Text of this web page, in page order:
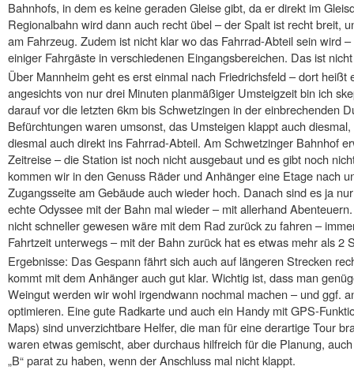
Bahnhofs, in dem es keine geraden Gleise gibt, da er direkt im
Regionalbahn wird dann auch recht übel – der Spalt ist recht breit,
am Fahrzeug. Zudem ist nicht klar wo das Fahrrad-Abteil sein wird
einiger Fahrgäste in verschiedenen Eingangsbereichen. Das ist
Über Mannheim geht es erst einmal nach Friedrichsfeld – dort heißt
angesichts von nur drei Minuten planmäßiger Umsteigzeit bin ich
darauf vor die letzten 6km bis Schwetzingen in der einbrechenden
Befürchtungen waren umsonst, das Umsteigen klappt auch
diesmal auch direkt ins Fahrrad-Abteil. Am Schwetzinger Bahnhof
Zeitreise – die Station ist noch nicht ausgebaut und es gibt noch
kommen wir in den Genuss Räder und Anhänger eine Etage nach
Zugangsseite am Gebäude auch wieder hoch. Danach sind es ja
echte Odyssee mit der Bahn mal wieder – mit allerhand
nicht schneller gewesen wäre mit dem Rad zurück zu fahren –
Fahrtzeit unterwegs – mit der Bahn zurück hat es etwas mehr als 2
Ergebnisse: Das Gespann fährt sich auch auf längeren Strecken
kommt mit dem Anhänger auch gut klar. Wichtig ist, dass man
Weingut werden wir wohl irgendwann nochmal machen – und ggf.
optimieren. Eine gute Radkarte und auch ein Handy mit GPS-
Maps) sind unverzichtbare Helfer, die man für eine derartige Tour
waren etwas gemischt, aber durchaus hilfreich für die Planung,
„B“ parat zu haben, wenn der Anschluss mal nicht klappt.